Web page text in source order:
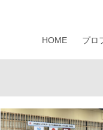
HOME プロ